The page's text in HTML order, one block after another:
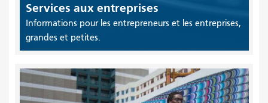
Services aux entreprises
Informations pour les entrepreneurs et les entreprises,
grandes et petites.